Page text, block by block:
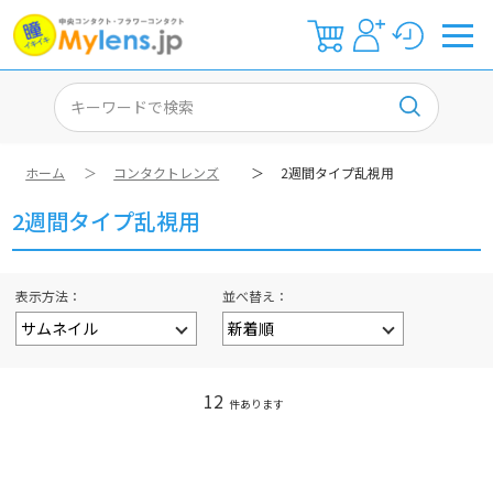
2週間タイプ乱視用
並べ替え
表示方法
12 件あります
ホーム ＞ コンタクトレンズ ＞ 2週間タイプ乱視用